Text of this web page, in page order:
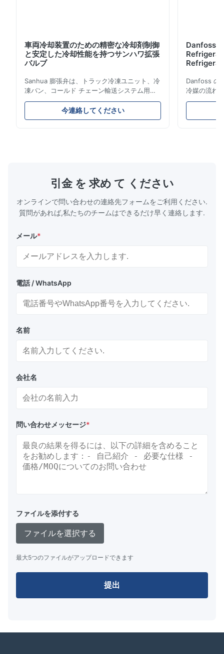
車両冷却装置のための精密な冷却剤制御
と安定した冷却性能を持つサンハワ拡張
バルブ
Sanhua 膨張弁は、トラック冷凍ユニット、冷
凍バン、コールド チェーン輸送システム用に
設計された高性能冷凍制御コンポーネントで
す。蒸発器への冷媒の流れを正確に制御し、安
定した冷却性能、エネルギー効率、信頼性の高
今連絡してください
Danfoss
Danfoss の
冷媒の流れ
とエネルギ
ムやコール
引金 を 求め て ください
オンラインで問い合わせの連絡先フォームをご利用ください.
質問があれば,私たちのチームはできるだけ早く連絡します.
メール*
電話 / WhatsApp
名前
会社名
問い合わせメッセージ*
ファイルを添付する
ファイルを選択する
最大5つのファイルがアップロードできます
提出